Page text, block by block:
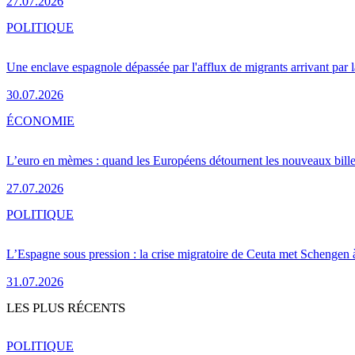
Une enclave espagnole dépassée par l'afflux de migrants arrivant par
30.07.2026
POLITIQUE
L’euro en mèmes : quand les Européens détournent les nouveaux
27.07.2026
ÉCONOMIE
L’Espagne sous pression : la crise migratoire de Ceuta met Schengen
31.07.2026
POLITIQUE
LES PLUS RÉCENTS
POLITIQUE